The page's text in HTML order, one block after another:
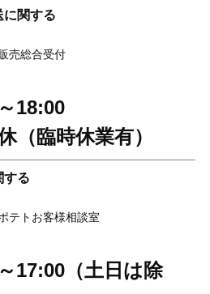
に関する
売総合受付
18:00
臨時休業有）
する
テトお客様相談室
17:00（土日は除